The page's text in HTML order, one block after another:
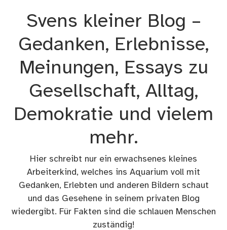
Svens kleiner Blog –
Gedanken, Erlebnisse,
Meinungen, Essays zu
Gesellschaft, Alltag,
Demokratie und vielem
mehr.
Hier schreibt nur ein erwachsenes kleines
Arbeiterkind, welches ins Aquarium voll mit
Gedanken, Erlebten und anderen Bildern schaut
und das Gesehene in seinem privaten Blog
wiedergibt. Für Fakten sind die schlauen Menschen
zuständig!